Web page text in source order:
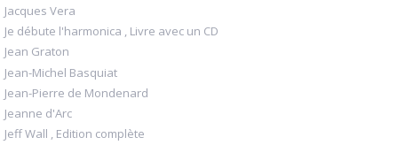
Jacques Vera
Je débute l'harmonica , Livre avec un CD
Jean Graton
Jean-Michel Basquiat
Jean-Pierre de Mondenard
Jeanne d'Arc
Jeff Wall , Edition complète